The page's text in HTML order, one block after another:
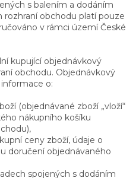
s balením a dodáním
obchodu platí pouze
v rámci území České
kupující objednávkový
obchodu. Objednávkový
o:
(objednávané zboží „vloží“
nákupního košíku
ceny zboží, údaje o
doručení objednávaného
spojených s dodáním